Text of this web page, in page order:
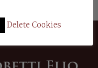
Delete Cookies